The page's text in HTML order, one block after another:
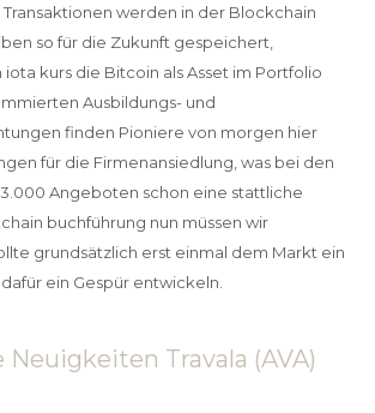
werden in der Blockchain
so für die Zukunft gespeichert,
kurs die Bitcoin als Asset im Portfolio
Ausbildungs- und
finden Pioniere von morgen hier
für die Firmenansiedlung, was bei den
Angeboten schon eine stattliche
buchführung nun müssen wir
grundsätzlich erst einmal dem Markt ein
ein Gespür entwickeln.
Travala (AVA)